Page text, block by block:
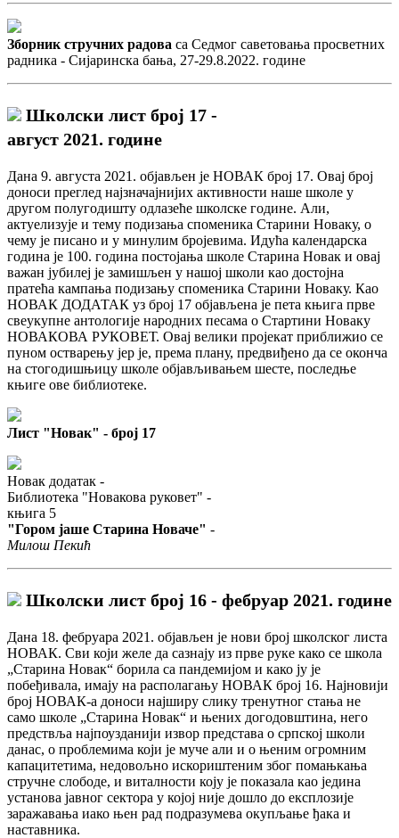
Зборник стручних радова са Седмог саветовања просветних
радника - Сијаринска бања, 27-29.8.2022. године
Школски лист број 17 -
август 2021. године
Дана 9. августа 2021. објављен је НОВАК број 17. Овај број
доноси преглед најзначајнијих активности наше школе у
другом полугодишту одлазеће школске године. Али,
актуелизује и тему подизања споменика Старини Новаку, о
чему је писано и у минулим бројевима. Идућа календарска
година је 100. година постојања школе Старина Новак и овај
важан јубилеј је замишљен у нашој школи као достојна
пратећа кампања подизању споменика Старини Новаку. Као
НОВАК ДОДАТАК уз број 17 објављена је пета књига прве
свеукупне антологије народних песама о Стартини Новаку
НОВАКОВА РУКОВЕТ. Овај велики пројекат приближио се
пуном остварењу јер је, према плану, предвиђено да се оконча
на стогодишњицу школе објављивањем шесте, последње
књиге ове библиотеке.
Лист "Новак" - број 17
Новак додатак -
Библиотека "Новакова руковет" -
књига 5
"Гором јаше Старина Новаче" -
Милош Пекић
Школски лист број 16 - фебруар 2021. године
Дана 18. фебруара 2021. објављен је нови број школског листа
НОВАК. Сви који желе да сазнају из прве руке како се школа
„Старина Новак“ борила са пандемијом и како ју је
побеђивала, имају на располагању НОВАК број 16. Најновији
број НОВАК-а доноси најширу слику тренутног стања не
само школе „Старина Новак“ и њених догодовштина, него
предствља најпоузданији извор представа о српској школи
данас, о проблемима који је муче али и о њеним огромним
капацитетима, недовољно искориштеним због помањкања
стручне слободе, и виталности коју је показала као једина
установа јавног сектора у којој није дошло до експлозије
заражавања иако њен рад подразумева окупљање ђака и
наставника.